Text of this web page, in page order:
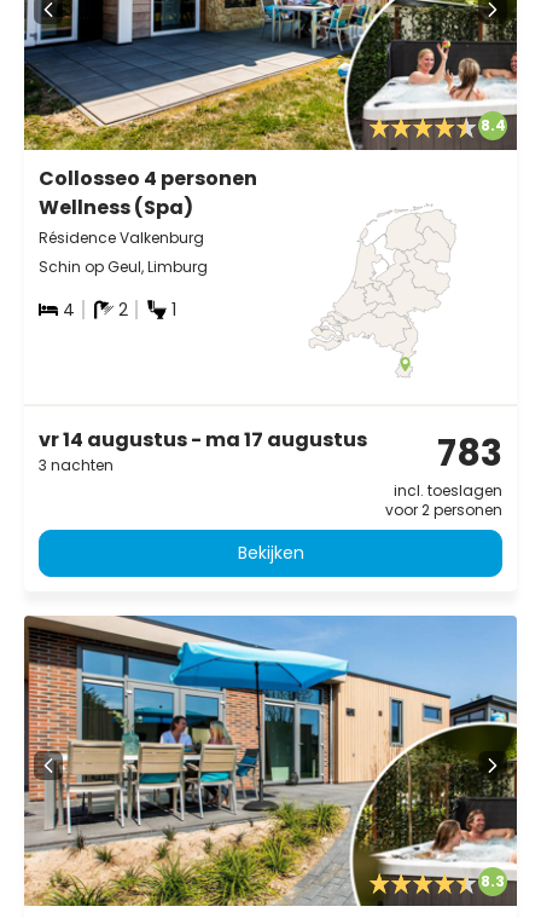
8.4
Collosseo 4 personen
Wellness (Spa)
Résidence Valkenburg
Schin op Geul, Limburg
4 2 1
vr 14 augustus - ma 17 augustus
3 nachten 783
incl. toeslagen
voor 2 personen
Bekijken
8.3